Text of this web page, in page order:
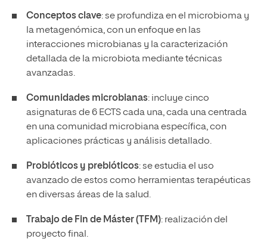
Conceptos clave: se profundiza en el microbioma y
la metagenómica, con un enfoque en las
interacciones microbianas y la caracterización
detallada de la microbiota mediante técnicas
avanzadas.
Comunidades microbianas: incluye cinco
asignaturas de 6 ECTS cada una, cada una centrada
en una comunidad microbiana específica, con
aplicaciones prácticas y análisis detallado.
Probióticos y prebióticos: se estudia el uso
avanzado de estos como herramientas terapéuticas
en diversas áreas de la salud.
Trabajo de Fin de Máster (TFM): realización del
proyecto final.